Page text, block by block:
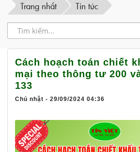
Trang nhất Tin tức
Cách hoạch toán chiết
mại theo thông tư 200
133
Chủ nhật - 29/09/2024 04:36